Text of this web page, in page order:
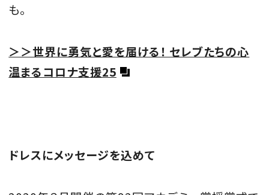
2026年9月号
も。
＞＞世界に勇気と愛を届ける！ セレブたちの心
温まるコロナ支援25
ドレスにメッセージを込めて